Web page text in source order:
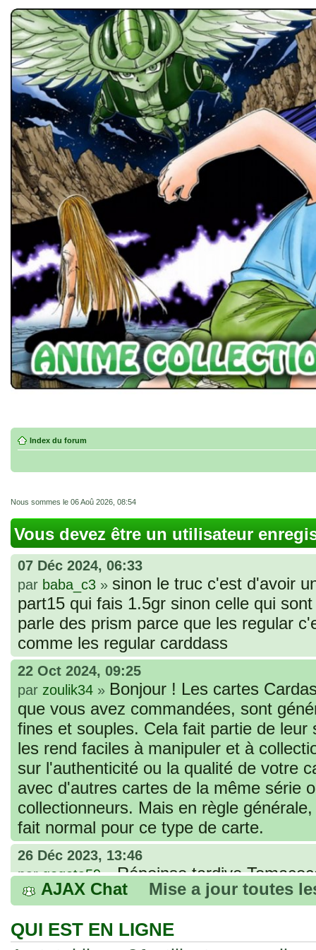
Index du forum
Nous sommes le 06 Aoû 2026, 08:54
Vous devez être un utilisateur
07 Déc 2024, 06:33
par baba_c3 » sinon le truc c'est d'avoir
part15 qui fais 1.5gr sinon celle qui
parle des prism parce que les regular
comme les regular carddass
22 Oct 2024, 09:25
par zoulik34 » Bonjour ! Les cartes
que vous avez commandées, sont
fines et souples. Cela fait partie de
les rend faciles à manipuler et à
sur l'authenticité ou la qualité de votre
avec d'autres cartes de la même série
collectionneurs. Mais en règle
fait normal pour ce type de carte.
26 Déc 2023, 13:46
pargogeta59»Répoinse tardive
acheter une réédition de cette Hondan ?
02 Juin 2023, 14:17
parTomacoco»Bonjour j'ai commandé
AJAX Chat Mise a jour toutes
QUI EST EN LIGNE